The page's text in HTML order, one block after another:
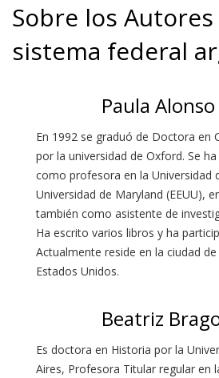
Sobre los Autores
sistema federal
Paula Alonso
En 1992 se graduó de Doctora en
por la universidad de Oxford. Se
como profesora en la Universidad
Universidad de Maryland (EEUU),
también como asistente de
Ha escrito varios libros y ha
Actualmente reside en la ciudad
Estados Unidos.
Beatriz
Es doctora en Historia por la
Aires, Profesora Titular regular en